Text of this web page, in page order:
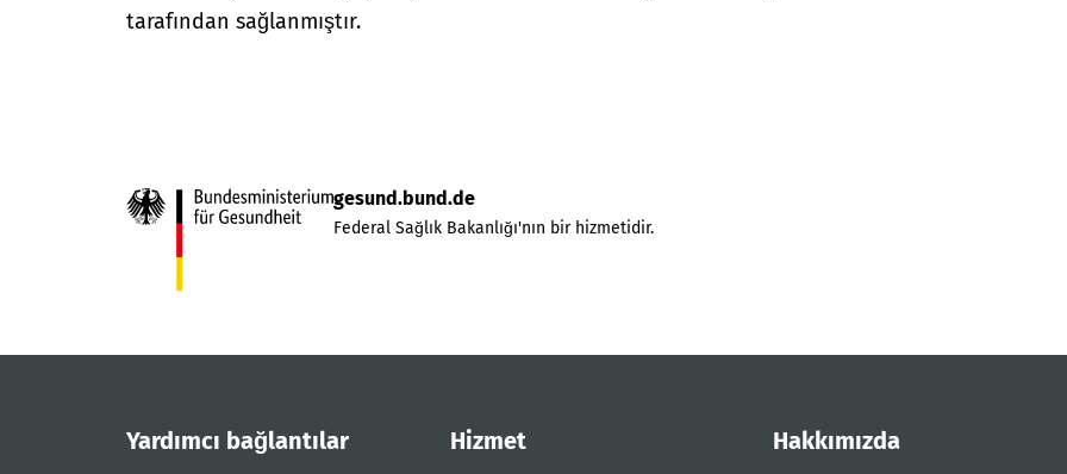
tarafından sağlanmıştır.
gesund.bund.de
Federal Sağlık Bakanlığı'nın bir hizmetidir.
Yardımcı bağlantılar Hizmet Hakkımızda